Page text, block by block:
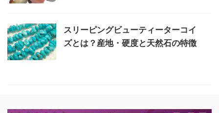
スリーピングビューティーターコイ
ズとは？産地・硬度と天然石の特徴